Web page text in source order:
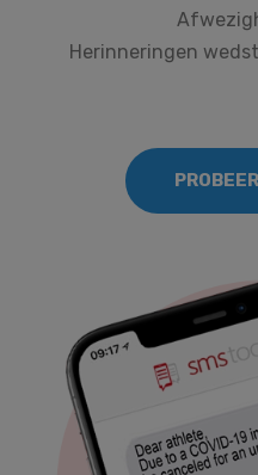
Herinneringen